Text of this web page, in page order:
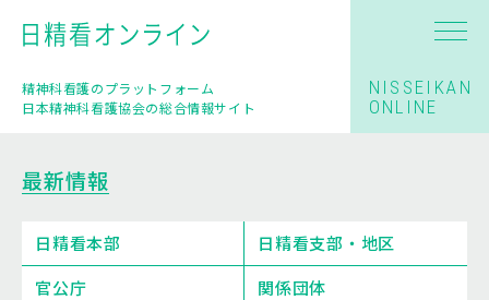
精神科看護のプラットフォーム
日本精神科看護協会の総合情報サイト
NISSEIKAN
ONLINE
最新情報
日精看本部
日精看支部・地区
官公庁
関係団体